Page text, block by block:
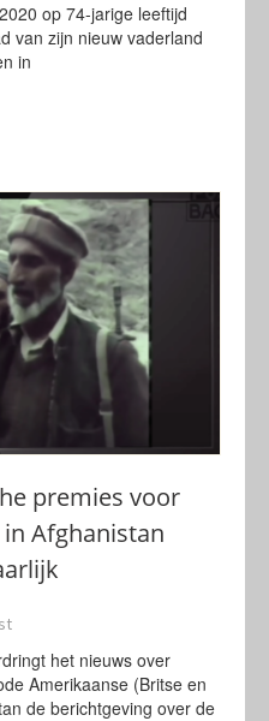
op 74-jarige leeftijd
van zijn nieuw vaderland
in
premies voor
Afghanistan
het nieuws over
Amerikaanse (Britse en
de berichtgeving over de